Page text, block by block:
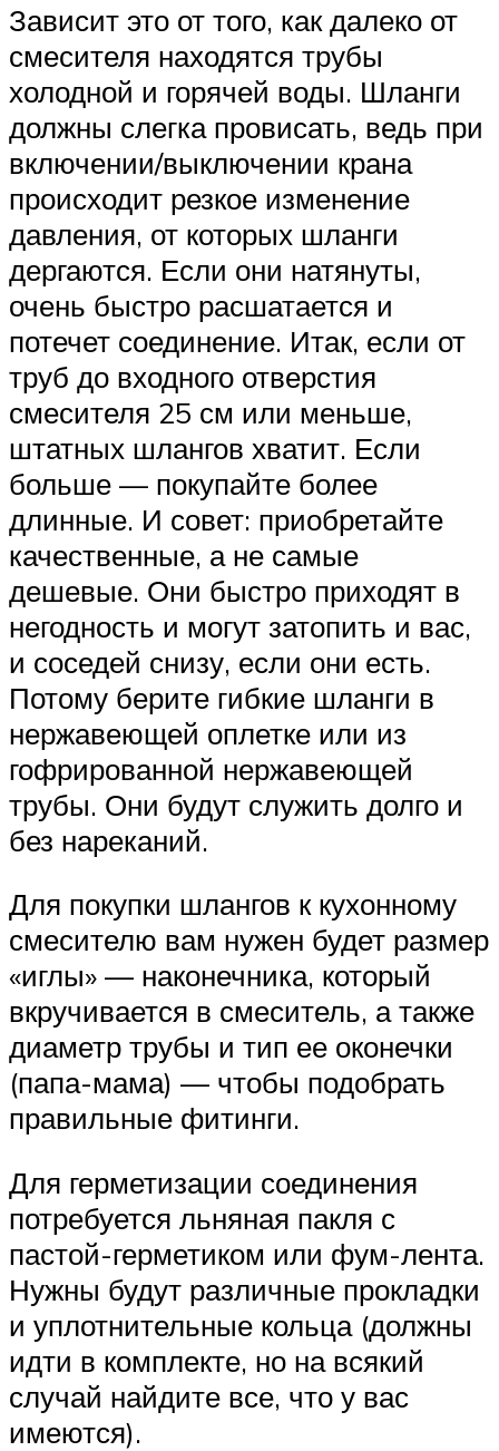
Зависит это от того, как далеко от
смесителя находятся трубы
холодной и горячей воды. Шланги
должны слегка провисать, ведь при
включении/выключении крана
происходит резкое изменение
давления, от которых шланги
дергаются. Если они натянуты,
очень быстро расшатается и
потечет соединение. Итак, если от
труб до входного отверстия
смесителя 25 см или меньше,
штатных шлангов хватит. Если
больше — покупайте более
длинные. И совет: приобретайте
качественные, а не самые
дешевые. Они быстро приходят в
негодность и могут затопить и вас,
и соседей снизу, если они есть.
Потому берите гибкие шланги в
нержавеющей оплетке или из
гофрированной нержавеющей
трубы. Они будут служить долго и
без нареканий.
Для покупки шлангов к кухонному
смесителю вам нужен будет размер
«иглы» — наконечника, который
вкручивается в смеситель, а также
диаметр трубы и тип ее оконечки
(папа-мама) — чтобы подобрать
правильные фитинги.
Для герметизации соединения
потребуется льняная пакля с
пастой-герметиком или фум-лента.
Нужны будут различные прокладки
и уплотнительные кольца (должны
идти в комплекте, но на всякий
случай найдите все, что у вас
имеются).